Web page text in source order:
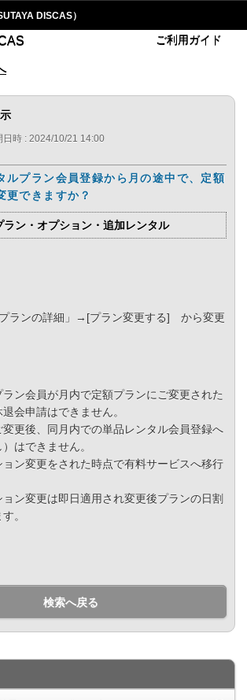
DISCAS）
ご利用ガイド
日時 : 2024/10/21 14:00
ルプラン会員登録から月の途中で、定額
更できますか？
ラン・オプション・追加レンタル
ランの詳細」→[プラン変更する] から変更
ン会員が月内で定額プランにご変更された
会申請はできません。
更後、同月内での単品レンタル会員登録へ
はできません。
ン変更をされた時点で有料サービスへ移行
ン変更は即日適用され変更後プランの日割
。
検索へ戻る